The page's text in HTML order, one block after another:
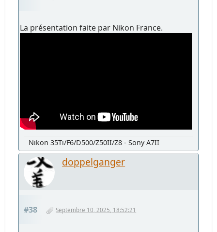
La présentation faite par Nikon France.
Nikon 35Ti/F6/D500/Z50II/Z8 - Sony A7II
doppelganger
#38 Septembre 10, 2025, 18:52:21